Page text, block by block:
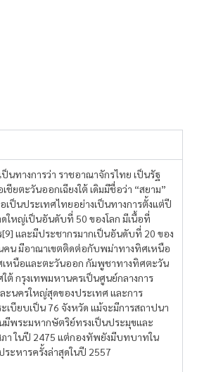
นทางการว่า ราชอาณาจักรไทย เป็นรัฐ
ชียตะวันออกเฉียงใต้ เดิมมีชื่อว่า “สยาม”
ป็นประเทศไทยอย่างเป็นทางการตั้งแต่ปี
ใหญ่เป็นอันดับที่ 50 ของโลก มีเนื้อที่
[9] และมีประชากรมากเป็นอันดับที่ 20 ของ
คน มีอาณาเขตติดต่อกับพม่าทางทิศเหนือ
เหนือและตะวันออก กัมพูชาทางทิศตะวัน
ใต้ กรุงเทพมหานครเป็นศูนย์กลางการ
ะนครใหญ่สุดของประเทศ และการ
เบียบเป็น 76 จังหวัด แม้จะมีการสถาปนา
พระมหากษัตริย์ทรงเป็นประมุขและ
า ในปี 2475 แต่กองทัพยังมีบทบาทใน
ระหารครั้งล่าสุดในปี 2557